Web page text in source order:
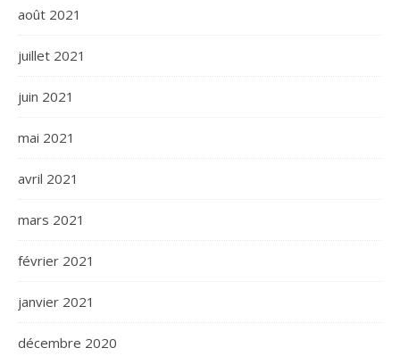
août 2021
juillet 2021
juin 2021
mai 2021
avril 2021
mars 2021
février 2021
janvier 2021
décembre 2020